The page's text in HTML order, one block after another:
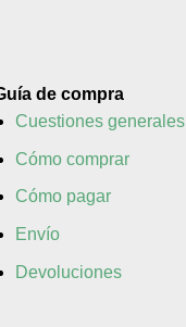
de compra
Cuestiones generales
Cómo comprar
Cómo pagar
Envío
Devoluciones